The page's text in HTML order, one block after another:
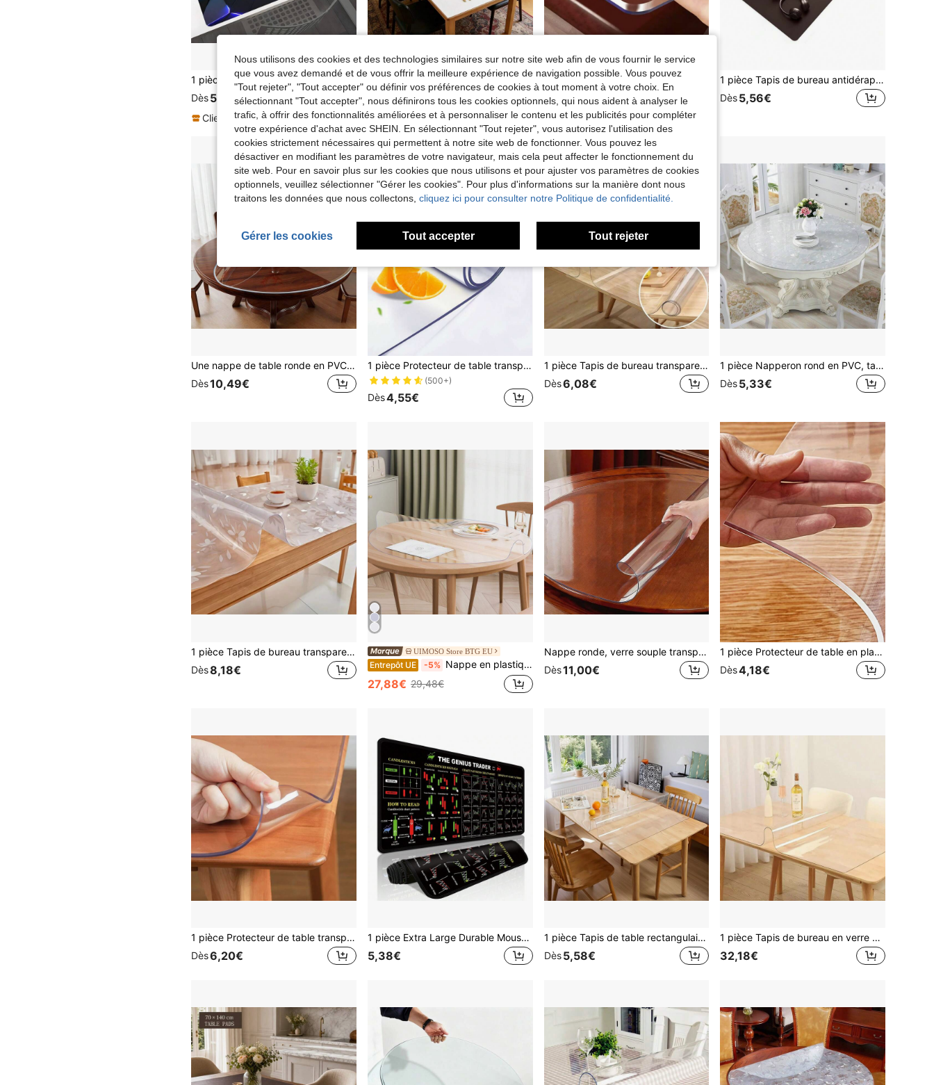
1 pièce Grand tapis de souris, tapis de bureau étendu imprimé d'inspiration technologique, grand tapis de clavier, long tapis de souris, convient à la décoration, à l'écriture, avec une base en caoutchouc antidérapante, adapté aux joueurs, au bureau à domicile, aux études et au travail
Dès5,81€
Clients très fidèles
1 pièce Tapis de bureau protecteur des yeux, tapis de bureau, grand tapis de souris, tapis de bureau pour ordinateur portable, tapis de bureau pour manucure, tapis de table basse, tapis de table de vanité, nappe super grande, imperméable, résistant à l'huile, résistant aux taches, résistant à l'usure, lavable, tapis de table à manger pour la maison, convient à divers dessus de table, grand tapis de table à manger et petit tapis de bureau, design à la mode, parfait pour la décoration de la maison et les cadeaux de fête, tapis de comptoir de cuisine
Dès4,68€
Dès 9,35€
1 pièce Tapis de bureau antidérapant, tapis de souris, protecteur de bureau en PU imperméable, sous-main de bureau ultra-fin et grand, tapis de bureau facile à nettoyer pour le travail de bureau/la maison/la décoration (rose)
Dès5,56€
Une nappe de table ronde en PVC de 1,5 mm d'épaisseur, élégante et classique, avec un tapis de protection en verre souple transparent, décoration de cuisine - imperméable et résistante à l'huile, facile à nettoyer, parfaite pour Pâques, les salles à manger et pour protéger et couvrir les plans de travail de cuisine.
Dès10,49€
1 pièce Protecteur de table transparent en PVC, film de protection de bureau épais de 1,0 mm, résistant à la chaleur, imperméable, résistant aux graisses et aux rayures. Nappe de protection convenant à la maison, l'hôtel, la table à manger et la table basse.
(500+)
Dès4,55€
1 pièce Tapis de bureau transparent en PVC, protecteur de bureau, tapis de bureau, tapis de souris, tapis de bureau pour ordinateur portable, tapis de bureau pour manucure, tapis de table à café, tapis de table de vanité, nappe super grande, imperméable, résistant à l'huile, résistant aux rayures, tapis de table à manger réutilisable, convient à diverses surfaces de bureau, épaisseur 1,0 mm
Dès6,08€
1 pièce Napperon rond en PVC, tapis de table rond à motif floral, napperon rond pour table à manger, tapis de table à thé original, protège-table, nappe, tapis de table en verre souple, napperon de table à manger imperméable
Dès5,33€
1 pièce Tapis de bureau transparent en PVC, protecteur de bureau, tapis de bureau, tapis de bureau, grand tapis de souris, tapis de bureau pour ordinateur portable, tapis de bureau pour manucure, tapis de table basse, tapis de bureau de vanité, tapis de bureau extra large, imperméable, résistant à l'huile, anti-salissures, résistant à l'usure, tapis de table à manger réutilisable, convient à divers bureaux, grand tapis de table à manger, peut être utilisé pour les petits et grands bureaux
Dès8,18€
UIMOSO Store BTG EU
Entrepôt UE -5% Nappe en plastique, 48 x 48 pouces, épaisseur 2,0 mm, protection de table transparente, sous-main rond en PVC, imperméable et facile à nettoyer, pour bureau, commode, table de salle à manger, table de chevet
27,88€ 29,48€
Nappe ronde, verre souple transparent, matériau PVC épaissi, housse de protection imperméable et oléofuge, sans besoin de lavage, facile à nettoyer, convient pour la table de salle à manger du salon, le plateau de table de cuisine, la table basse et autres décorations haut de gamme pour la maison
Dès11,00€
1 pièce Protecteur de table en plastique transparent, nappe de bureau imperméable et résistante aux rayures pour la décoration de la maison
Dès4,18€
1 pièce Protecteur de table transparent en PVC, tapis de bureau résistant à la chaleur imperméable anti-rayures de 1,0 mm d'épaisseur pour les tables à manger de la maison et de l'hôtel, les tables basses
Dès6,20€
1 pièce Extra Large Durable Mouse Pad Stock Trading Candlesticks & Chart Patterns Cheat Sheet Office Small Mouse Pad Laptop Keyboard Pad Study Desk Pad - Precision Stitched Edges Rubber Antidérapant Dos Plusieurs tailles disponibles XL XXL - Parfait pour la maison Bureau Travail Salle de jeux Dortoir Accessoires informatiques Cadeaux de vacances pour petit ami et petite amie
5,38€
1 pièce Tapis de table rectangulaire transparent en PVC, convient pour table à manger, bureau, table de chevet, table basse, meuble TV, meuble à chaussures, bureau, tapis de sol. Résistant aux rayures, durable, imperméable, résistant à l'huile et à la chaleur, facile à nettoyer. Protecteur de dessus de table cristal clair de 1 mm d'épaisseur
Dès 5,58€
1 pièce Tapis de bureau en verre souple transparent en PVC, imperméable et résistant à l'huile, facile à nettoyer, pour table d'étude/de bureau, épaisseur 1,0 mm
32,18€
Nous utilisons des cookies et des technologies similaires sur notre site web afin de vous fournir le service
que vous avez demandé et de vous offrir la meilleure expérience de navigation possible. Vous pouvez
"Tout rejeter", "Tout accepter" ou définir vos préférences de cookies à tout moment à votre choix. En
sélectionnant "Tout accepter", nous définirons tous les cookies optionnels, qui nous aident à analyser le
trafic, à offrir des fonctionnalités améliorées et à personnaliser le contenu et les publicités pour compléter
votre expérience d'achat avec SHEIN. En sélectionnant "Tout rejeter", vous autorisez l'utilisation des
cookies strictement nécessaires qui permettent à notre site web de fonctionner. Vous pouvez les
désactiver en modifiant les paramètres de votre navigateur, mais cela peut affecter le fonctionnement du
site web. Pour en savoir plus sur les cookies que nous utilisons et pour ajuster vos paramètres de cookies
optionnels, veuillez sélectionner "Gérer les cookies". Pour plus d'informations sur la manière dont nous
traitons les données que nous collectons, cliquez ici pour consulter notre Politique de confidentialité.
Gérer les cookies Tout accepter Tout rejeter